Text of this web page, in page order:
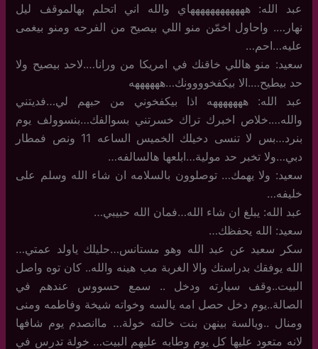
عبد الله: ههههههههههههاي والله اني اتحلم بهالموقف ليل
نهار…. واحاول اخمّن منو اللي بيصيح من الفرحه ومنو بيغمى
عليه…احم…
سعيد: منو هاللي خاقنك في امريكا من ورانا….لاحد بيصيح ولا
حد بيطيح….الا بيكفخوووونك…ههههههه
عبد الله: هههههههه اذا بيكفخوني من حبهم لي…فديتني
والله….خلاص اخبرك تراك خسرتني بسوالفك…بنسوولف يوم
بنرد…بس لا تنسى دخيلك الخميس الساعه 11 ونص فمطار
دبي…ولا تخبر حد مولية…ابلعها هالسالفه…
سعيد: ولا يهمك… توصلوون بالسلامه ان شاء الله وسلم على
خليفه…
عبد الله: يبلغ ان شاء الله…فمان الله حبيبي…
سعيد: الله يحفظك…
سكر سعيد عن عبد الله وهو مستانس…حليلك ياولد عمتي…
الله يوفقك بدراستك والا الغربة مب هينه والله.. كان توه واصل
البيت..وقف سيارته ودخل .. سمع حسووس عندهم في
الصالة..يوم دخل حصل امه يالسه وخواته شيخة وفاطمه ومنى
ومنال ..ويالسة بينهن بنت خالته خولة… ماانصدم يوم شافها
لانه متعود عليها كل يوم وطابه عليهم البيت… خولة تدرس في